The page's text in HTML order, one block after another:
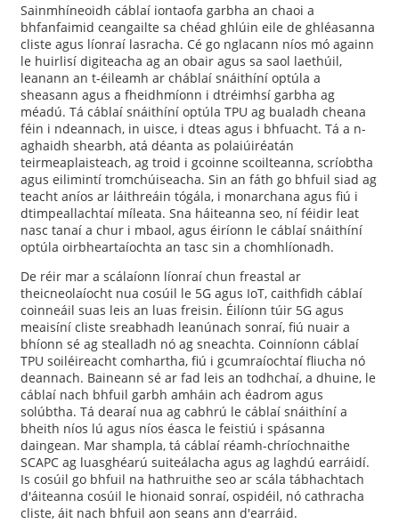
Sainmhíneoidh cáblaí iontaofa garbha an chaoi a
bhfanfaimid ceangailte sa chéad ghlúin eile de ghléasanna
cliste agus líonraí lasracha. Cé go nglacann níos mó againn
le huirlisí digiteacha ag an obair agus sa saol laethúil,
leanann an t-éileamh ar cháblaí snáithíní optúla a
sheasann agus a fheidhmíonn i dtréimhsí garbha ag
méadú. Tá cáblaí snáithíní optúla TPU ag bualadh cheana
féin i ndeannach, in uisce, i dteas agus i bhfuacht. Tá a n-
aghaidh shearbh, atá déanta as polaiúiréatán
teirmeaplaisteach, ag troid i gcoinne scoilteanna, scríobtha
agus eilimintí tromchúiseacha. Sin an fáth go bhfuil siad ag
teacht aníos ar láithreáin tógála, i monarchana agus fiú i
dtimpeallachtaí míleata. Sna háiteanna seo, ní féidir leat
nasc tanaí a chur i mbaol, agus éiríonn le cáblaí snáithíní
optúla oirbheartaíochta an tasc sin a chomhlíonadh.
De réir mar a scálaíonn líonraí chun freastal ar
theicneolaíocht nua cosúil le 5G agus IoT, caithfidh cáblaí
coinneáil suas leis an luas freisin. Éilíonn túir 5G agus
meaisíní cliste sreabhadh leanúnach sonraí, fiú nuair a
bhíonn sé ag stealladh nó ag sneachta. Coinníonn cáblaí
TPU soiléireacht comhartha, fiú i gcumraíochtaí fliucha nó
deannach. Baineann sé ar fad leis an todhchaí, a dhuine, le
cáblaí nach bhfuil garbh amháin ach éadrom agus
solúbtha. Tá dearaí nua ag cabhrú le cáblaí snáithíní a
bheith níos lú agus níos éasca le feistiú i spásanna
daingean. Mar shampla, tá cáblaí réamh-chríochnaithe
SCAPC ag luasghéarú suiteálacha agus ag laghdú earráidí.
Is cosúil go bhfuil na hathruithe seo ar scála tábhachtach
d'áiteanna cosúil le hionaid sonraí, ospidéil, nó cathracha
cliste, áit nach bhfuil aon seans ann d'earráid.